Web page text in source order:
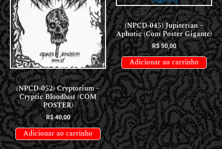
LANÇAMENTOS // RELEASES
(NPCD-052) Cryptorium –
Cryptic Bloodlust (COM
POSTER)
R$40,00
Adicionar ao carrinho
LANÇAMENTOS // RELEASES
(NPCD-045) Jupiterian –
Aphotic (Com Poster Gigante)
R$50,00
Adicionar ao carrinho